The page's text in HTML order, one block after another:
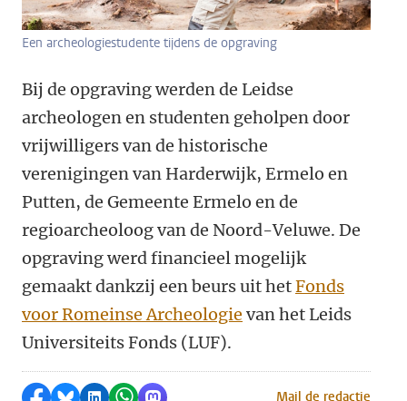
Een archeologiestudente tijdens de opgraving
Bij de opgraving werden de Leidse
archeologen en studenten geholpen door
vrijwilligers van de historische
verenigingen van Harderwijk, Ermelo en
Putten, de Gemeente Ermelo en de
regioarcheoloog van de Noord-Veluwe. De
opgraving werd financieel mogelijk
gemaakt dankzij een beurs uit hetFonds
voor Romeinse Archeologie van het Leids
Universiteits Fonds (LUF).
Mail de redactie